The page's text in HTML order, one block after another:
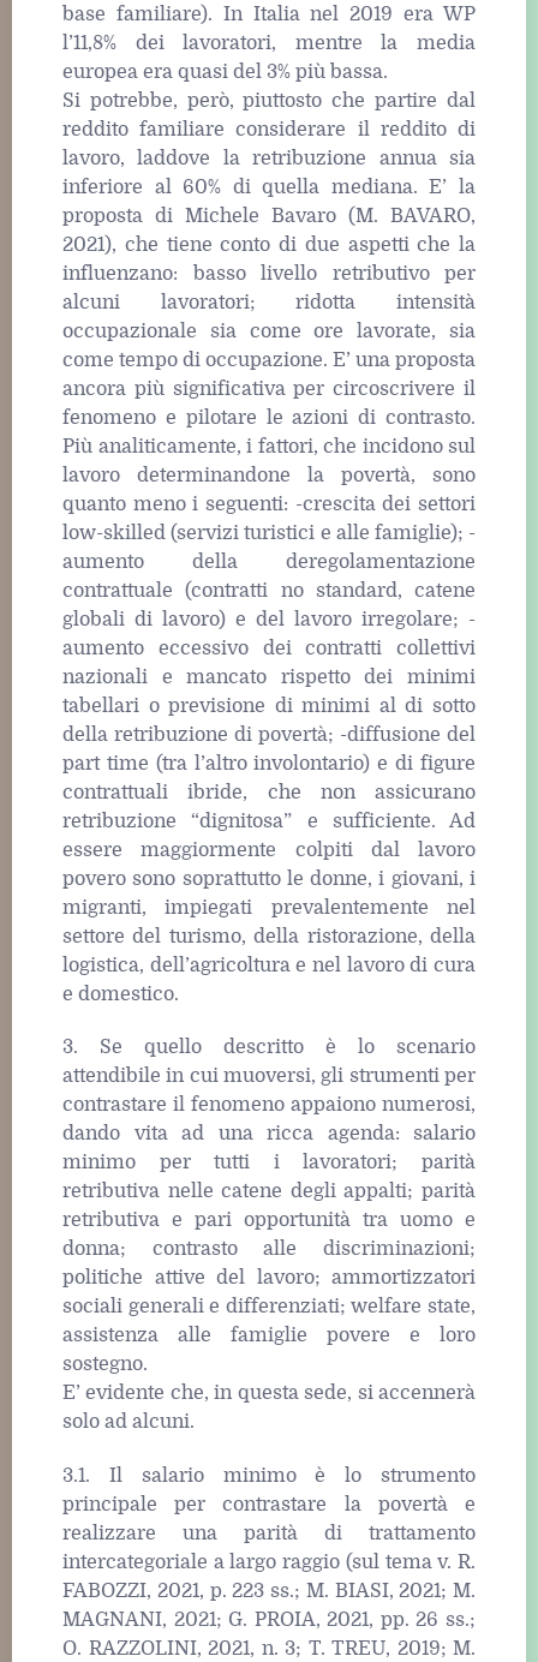
base familiare). In Italia nel 2019 era WP
l’11,8% dei lavoratori, mentre la media
europea era quasi del 3% più bassa.
Si potrebbe, però, piuttosto che partire dal
reddito familiare considerare il reddito di
lavoro, laddove la retribuzione annua sia
inferiore al 60% di quella mediana. E’ la
proposta di Michele Bavaro (M. BAVARO,
2021), che tiene conto di due aspetti che la
influenzano: basso livello retributivo per
alcuni lavoratori; ridotta intensità
occupazionale sia come ore lavorate, sia
come tempo di occupazione. E’ una proposta
ancora più significativa per circoscrivere il
fenomeno e pilotare le azioni di contrasto.
Più analiticamente, i fattori, che incidono sul
lavoro determinandone la povertà, sono
quanto meno i seguenti: -crescita dei settori
low-skilled (servizi turistici e alle famiglie); -
aumento della deregolamentazione
contrattuale (contratti no standard, catene
globali di lavoro) e del lavoro irregolare; -
aumento eccessivo dei contratti collettivi
nazionali e mancato rispetto dei minimi
tabellari o previsione di minimi al di sotto
della retribuzione di povertà; -diffusione del
part time (tra l’altro involontario) e di figure
contrattuali ibride, che non assicurano
retribuzione “dignitosa” e sufficiente. Ad
essere maggiormente colpiti dal lavoro
povero sono soprattutto le donne, i giovani, i
migranti, impiegati prevalentemente nel
settore del turismo, della ristorazione, della
logistica, dell’agricoltura e nel lavoro di cura
e domestico.
3. Se quello descritto è lo scenario
attendibile in cui muoversi, gli strumenti per
contrastare il fenomeno appaiono numerosi,
dando vita ad una ricca agenda: salario
minimo per tutti i lavoratori; parità
retributiva nelle catene degli appalti; parità
retributiva e pari opportunità tra uomo e
donna; contrasto alle discriminazioni;
politiche attive del lavoro; ammortizzatori
sociali generali e differenziati; welfare state,
assistenza alle famiglie povere e loro
sostegno.
E’ evidente che, in questa sede, si accennerà
solo ad alcuni.
3.1. Il salario minimo è lo strumento
principale per contrastare la povertà e
realizzare una parità di trattamento
intercategoriale a largo raggio (sul tema v. R.
FABOZZI, 2021, p. 223 ss.; M. BIASI, 2021; M.
MAGNANI, 2021; G. PROIA, 2021, pp. 26 ss.;
O. RAZZOLINI, 2021, n. 3; T. TREU, 2019; M.